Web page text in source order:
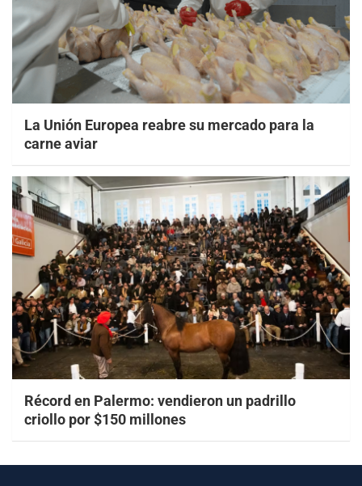
La Unión Europea reabre su mercado para la
carne aviar
Récord en Palermo: vendieron un padrillo
criollo por $150 millones